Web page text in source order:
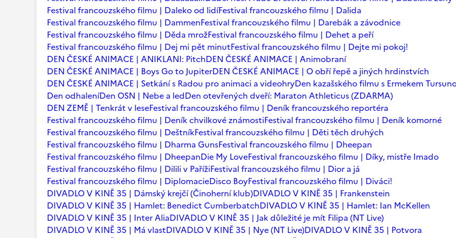
Festival francouzského filmu | Daleko od lidíFestival francouzského filmu | Dalida
Festival francouzského filmu | DammenFestival francouzského filmu | Darebák a závodnice
Festival francouzského filmu | Děda mrožFestival francouzského filmu | Dehet a peří
Festival francouzského filmu | Dej mi pět minutFestival francouzského filmu | Dejte mi pokoj!
DEN ČESKÉ ANIMACE | ANIKLANI: PitchDEN ČESKÉ ANIMACE | Animobraní
DEN ČESKÉ ANIMACE | Boys Go to JupiterDEN ČESKÉ ANIMACE | O obří řepě a jiných hrdinstvích
DEN ČESKÉ ANIMACE | Setkání s Radou pro animaci a videohryDen kazašského filmu s Ermekem
Den odhaleníDen OSN | Nebe a ledDen otevřených dveří: Maraton Athleticus (ZDARMA)
DEN ZEMĚ | Tenkrát v leseFestival francouzského filmu | Deník francouzského reportéra
Festival francouzského filmu | Deník chvilkové známostiFestival francouzského filmu | Deník komorné
Festival francouzského filmu | DeštníkFestival francouzského filmu | Děti těch druhých
Festival francouzského filmu | Dharma GunsFestival francouzského filmu | Dheepan
Festival francouzského filmu | DheepanDie My LoveFestival francouzského filmu | Díky, mistře Imado
Festival francouzského filmu | Dilili v PařížiFestival francouzského filmu | Dior a já
Festival francouzského filmu | DiplomacieDisco BoyFestival francouzského filmu | Diváci!
DIVADLO V KINĚ 35 | Dámský krejčí (Činoherní klub)DIVADLO V KINĚ 35 | Frankenstein
DIVADLO V KINĚ 35 | Hamlet: Benedict CumberbatchDIVADLO V KINĚ 35 | Hamlet: Ian McKellen
DIVADLO V KINĚ 35 | Inter AliaDIVADLO V KINĚ 35 | Jak důležité je mít Filipa (NT Live)
DIVADLO V KINĚ 35 | Má vlastDIVADLO V KINĚ 35 | Nye (NT Live)DIVADLO V KINĚ 35 | Potvora